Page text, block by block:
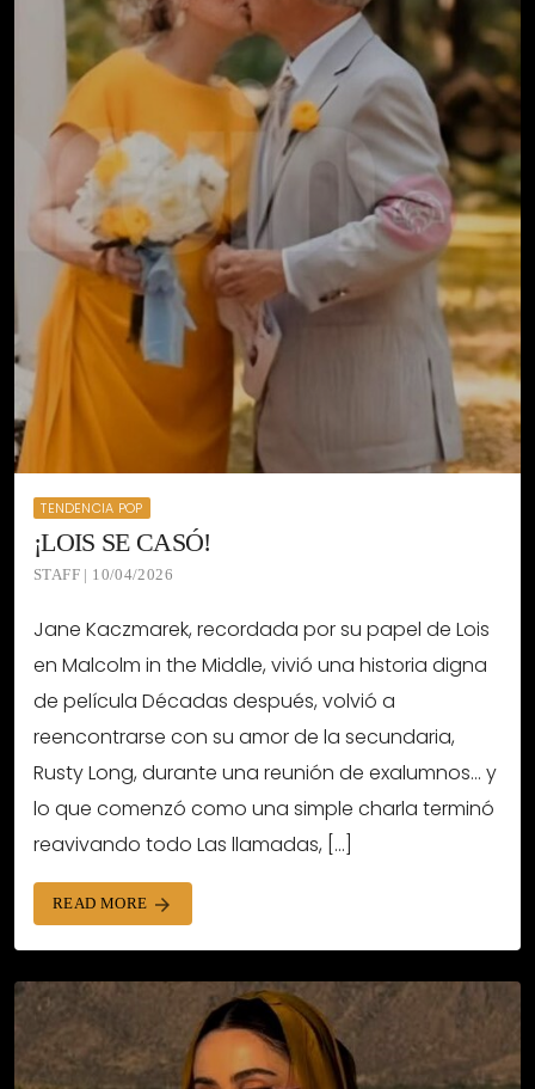
TENDENCIA POP
¡LOIS SE CASÓ!
STAFF | 10/04/2026
Jane Kaczmarek, recordada por su papel de Lois
en Malcolm in the Middle, vivió una historia digna
de película Décadas después, volvió a
reencontrarse con su amor de la secundaria,
Rusty Long, durante una reunión de exalumnos… y
lo que comenzó como una simple charla terminó
reavivando todo Las llamadas, […]
READ MORE arrow_forward